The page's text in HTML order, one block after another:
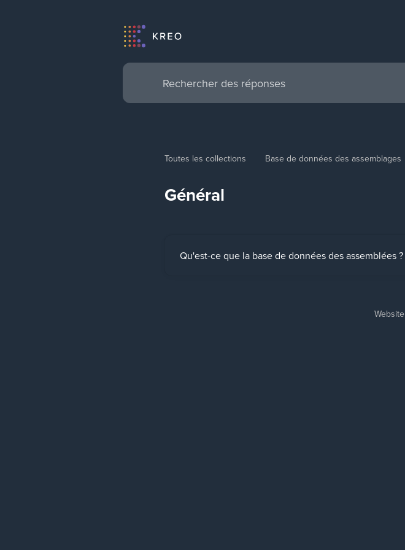
Toutes les collections Base de données des assemblages
Général
Qu'est-ce que la base de données des assemblées ?
Website